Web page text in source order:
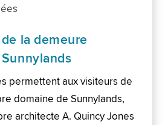
la demeure
permettent aux visiteurs de
domaine de Sunnylands,
architecte A. Quincy Jones